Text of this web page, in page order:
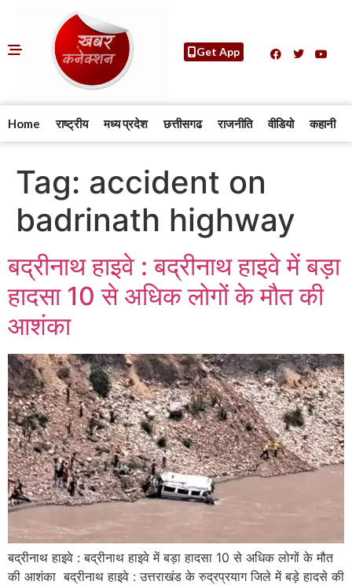
Get App
Home राष्ट्रीय मध्य प्रदेश छत्तीसगढ राजनीति वीडियो कहानी
Tag: accident on
badrinath highway
बद्रीनाथ हाइवे : बद्रीनाथ हाइवे में बड़ा
हादसा 10 से अधिक लोगों के मौत की
आशंका
बद्रीनाथ हाइवे : बद्रीनाथ हाइवे में बड़ा हादसा 10 से अधिक लोगों के मौत
की आशंका बद्रीनाथ हाइवे : उत्तराखंड के रुद्रप्रयाग जिले में बड़े हादसे की